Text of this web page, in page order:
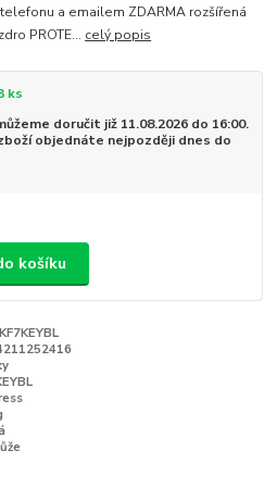
a emailem ZDARMA rozšířená
PROTE... celý popis
ks
doručit již 11.08.2026 do 16:00.
objednáte nejpozději dnes do
košíku